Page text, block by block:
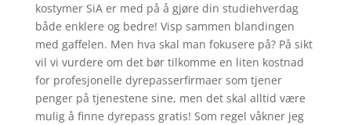
kostymer SiA er med på å gjøre din studiehverdag
både enklere og bedre! Visp sammen blandingen
med gaffelen. Men hva skal man fokusere på? På sikt
vil vi vurdere om det bør tilkomme en liten kostnad
for profesjonelle dyrepasserfirmaer som tjener
penger på tjenestene sine, men det skal alltid være
mulig å finne dyrepass gratis! Som regel våkner jeg